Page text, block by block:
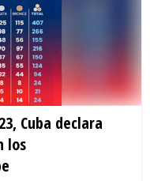
Cuba declara
los